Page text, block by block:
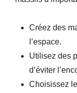
Créez des
l’espace.
Utilisez des
d’éviter
Choisissez